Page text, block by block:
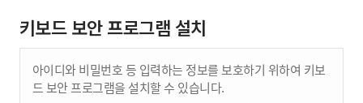
키보드 보안 프로그램 설치
아이디와 비밀번호 등 입력하는 정보를 보호하기 위하여 키보
드 보안 프로그램을 설치할 수 있습니다.